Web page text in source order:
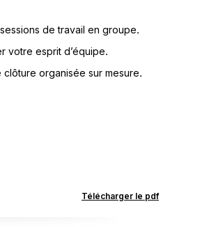
de travail en groupe.
votre esprit d’équipe.
organisée sur mesure.
Télécharger le pdf